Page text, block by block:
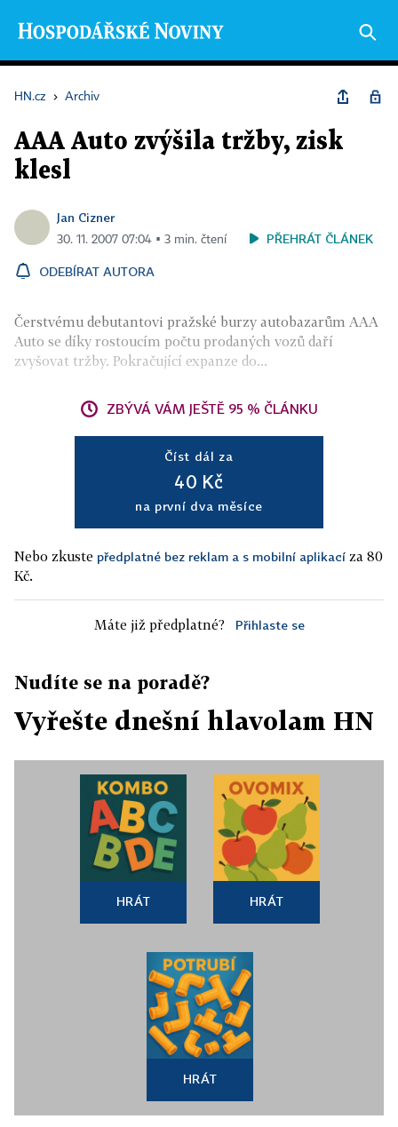
HN.cz › Archiv
AAA Auto zvýšila tržby, zisk
klesl
Jan Cizner
30. 11. 2007 07:04 ▪ 3 min. čtení PŘEHRÁT ČLÁNEK
ODEBÍRAT AUTORA
Čerstvému debutantovi pražské burzy autobazarům AAA
Auto se díky rostoucím počtu prodaných vozů daří
zvyšovat tržby. Pokračující expanze do...
ZBÝVÁ VÁM JEŠTĚ 95 % ČLÁNKU
Číst dál za
40 Kč
na první dva měsíce
Nebo zkuste předplatné bez reklam a s mobilní aplikací za 80
Kč.
Máte již předplatné? Přihlaste se
Nudíte se na poradě?
Vyřešte dnešní hlavolam HN
HRÁT HRÁT
HRÁT